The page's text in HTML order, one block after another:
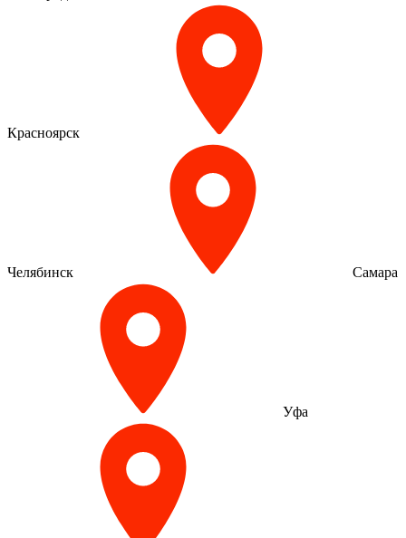
Красноярск
Челябинск Самара
Уфа